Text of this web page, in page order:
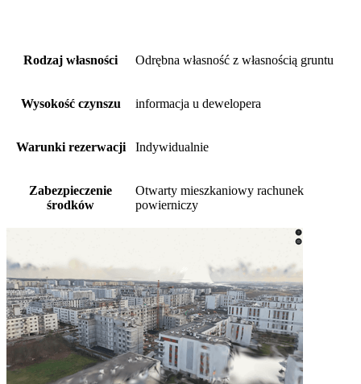
Rodzaj własności Odrębna własność z własnością gruntu
Wysokość czynszu informacja u dewelopera
Warunki rezerwacji Indywidualnie
Zabezpieczenie
środków
Otwarty mieszkaniowy rachunek
powierniczy